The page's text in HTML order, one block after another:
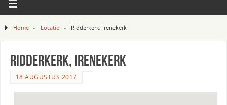
Home » Locatie » Ridderkerk, Irenekerk
Ridderkerk, Irenekerk
18 AUGUSTUS 2017